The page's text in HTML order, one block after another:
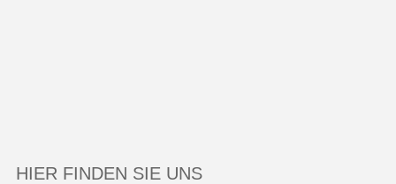
HIER FINDEN SIE UNS